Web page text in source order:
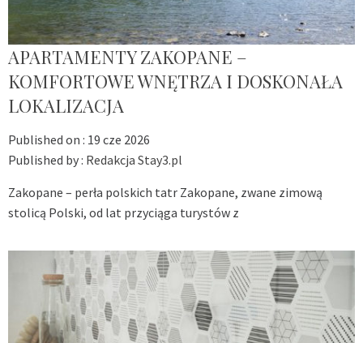
APARTAMENTY ZAKOPANE –
KOMFORTOWE WNĘTRZA I DOSKONAŁA
LOKALIZACJA
Published on : 19 cze 2026
Published by : Redakcja Stay3.pl
Zakopane – perła polskich tatr Zakopane, zwane zimową
stolicą Polski, od lat przyciąga turystów z